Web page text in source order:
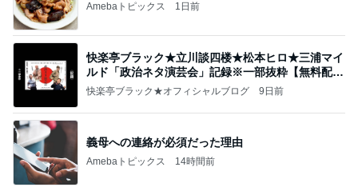
Amebaトピックス 1日前
快楽亭ブラック★立川談四楼★松本ヒロ★三浦マイ
ルド「政治ネタ演芸会」記録※一部抜粋【無料配
信】
快楽亭ブラック★オフィシャルブログ 9日前
義母への連絡が必須だった理由
Amebaトピックス 14時間前